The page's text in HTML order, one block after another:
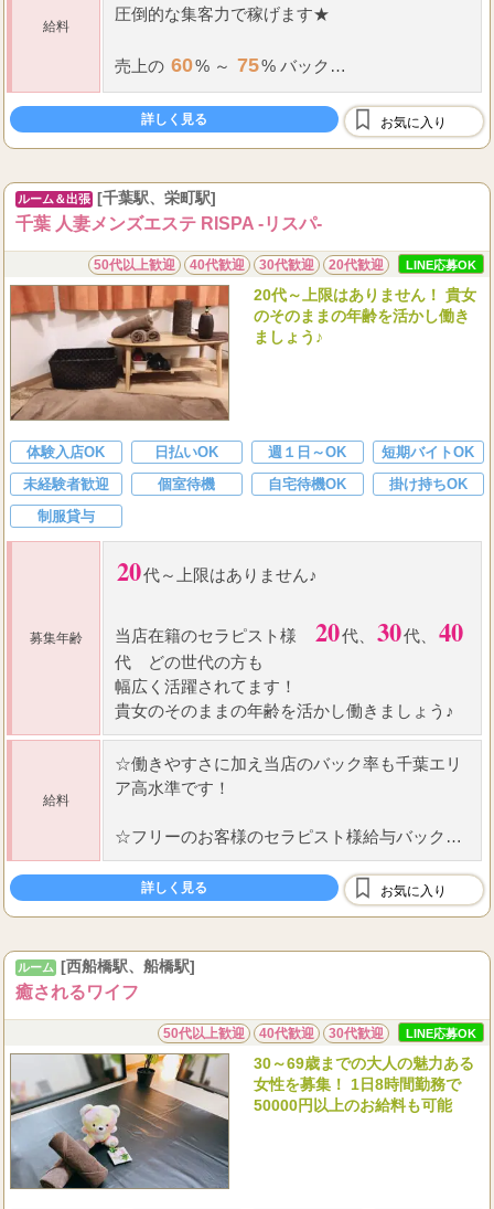
給料
圧倒的な集客力で稼げます★
売上の 60% ～ 75% バック
（当サロン規定によりバック率の昇級有 報酬
率最大 75%）
ノルマ・罰金一切ご...
詳しく見る お気に入り
ルーム＆出張 [千葉駅、栄町駅]
千葉 人妻メンズエステ RISPA -リスパ-
50代以上歓迎 40代歓迎 30代歓迎 20代歓迎 LINE応募OK
20代～上限はありません！ 貴女
のそのままの年齢を活かし働き
ましょう♪
体験入店OK 日払いOK 週１日～OK
短期バイトOK
未経験者歓迎
個室待機 自宅待機OK
掛け持ちOK
制服貸与
募集年齢
20代～上限はありません♪
当店在籍のセラピスト様 20代、 30代、 40
代 どの世代の方も
幅広く活躍されてます！
貴女のそのままの年齢を活かし働きましょう♪
給料
☆働きやすさに加え当店のバック率も千葉エリ
ア高水準です！
☆フリーのお客様のセラピスト様給与バック ☆
分フリー
90分フリー9000円
120分フリー12000円
...
詳しく見る お気に入り
ルーム [西船橋駅、船橋駅]
癒されるワイフ
50代以上歓迎 40代歓迎 30代歓迎 LINE応募OK
30～69歳までの大人の魅力ある
女性を募集！ 1日8時間勤務で
50000円以上のお給料も可能